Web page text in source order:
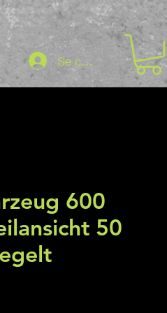
Se connecter
600
50